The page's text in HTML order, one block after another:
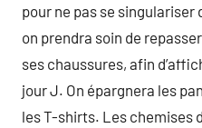
pour ne pas se
on prendra soin de
ses chaussures, afin
jour J. On épargnera les
les T-shirts. Les chemises